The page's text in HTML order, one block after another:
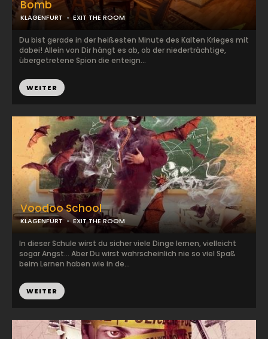
Bomb
KLAGENFURT EXIT THE ROOM
Du bist gerade in der heißesten Minute des Kalten Krieges mit
dabei! Allein von Dir hängt es ab, ob der niederträchtige,
übergetretene Spion die enteign...
WEITER
Voodoo School
KLAGENFURT EXIT THE ROOM
In dieser Schule wirst du sicher viele Dinge lernen, vielleicht
sogar Angst... Aber Du wirst wahrscheinlich nie so viel Spaß
beim Lernen haben wie in de...
WEITER